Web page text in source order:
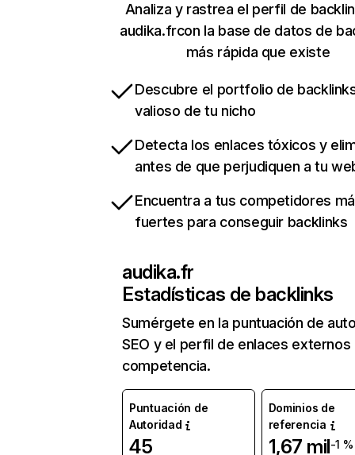
Analiza y rastrea el perfil de
audika.frcon la base de datos de
más rápida que existe
Descubre el portfolio de
valioso de tu nicho
Detecta los enlaces tóxicos y
antes de que perjudiquen a tu
Encuentra a tus competidores
fuertes para conseguir backlinks
audika.fr
Estadísticas de backlinks
Sumérgete en la puntuación de
SEO y el perfil de enlaces externos
competencia.
Puntuación de
Autoridad
45
Dominios de
referencia
1,67 mil-1 %